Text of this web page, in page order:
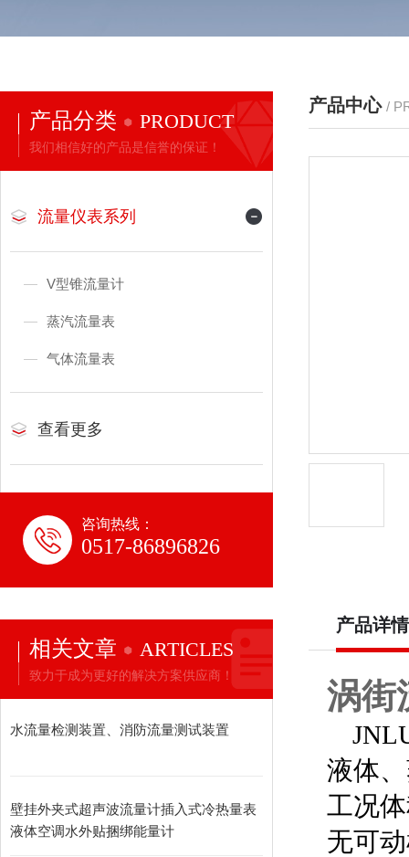
产品分类 PRODUCT
我们相信好的产品是信誉的保证！
流量仪表系列
V型锥流量计
蒸汽流量表
气体流量表
查看更多
咨询热线：
0517-86896826
相关文章 ARTICLES
致力于成为更好的解决方案供应商！
水流量检测装置、消防流量测试装置
壁挂外夹式超声波流量计插入式冷热量表
液体空调水外贴捆绑能量计
产品中心 /
产品详情
涡街
液体
工况
无可